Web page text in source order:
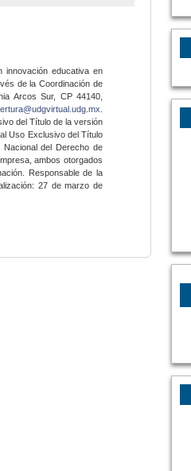
educativa en
de la Coordinación de
Arcos Sur, CP 44140,
del Título de la versión
Uso Exclusivo del Título
Nacional del Derecho de
ambos otorgados
Responsable de la
27 de marzo de